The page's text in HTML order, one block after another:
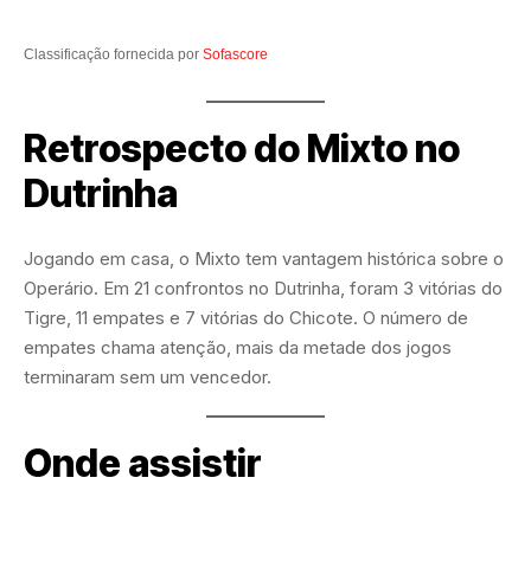
Classificação fornecida por Sofascore
Retrospecto do Mixto no
Dutrinha
Jogando em casa, o Mixto tem vantagem histórica sobre o
Operário. Em 21 confrontos no Dutrinha, foram 3 vitórias do
Tigre, 11 empates e 7 vitórias do Chicote. O número de
empates chama atenção, mais da metade dos jogos
terminaram sem um vencedor.
Onde assistir